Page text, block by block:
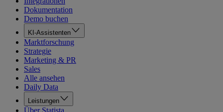
Dokumentation
Demo buchen
KI-Assistenten
Marktforschung
Strategie
Marketing & PR
Sales
Alle ansehen
Daily Data
Leistungen
Über Statista